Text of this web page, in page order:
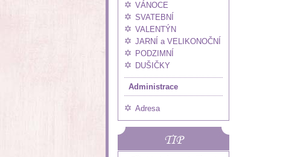
VÁNOCE
SVATEBNÍ
VALENTÝN
JARNÍ a VELIKONOČNÍ
PODZIMNÍ
DUŠIČKY
Administrace
Adresa
TIP